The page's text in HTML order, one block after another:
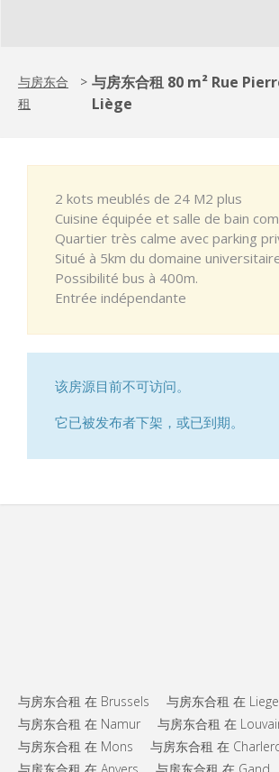
与房东合
租
> 与房东合租 80 m² Rue
Liège
2 kots meublés de 24 M2 plus
Cuisine équipée et salle de bain
Quartier très calme avec parking
Situé à 5km du domaine
Possibilité bus à 400m.
Entrée indépendante
该房源目前不可访问。
它已被发布者下架，或已到期。
与房东合租 在 Brussels
与房东合租 在 Liege
与房东合租 在 Namur
与房东合租 在
与房东合租 在 Mons
与房东合租 在
与房东合租 在 Anvers
与房东合租 在 Gand